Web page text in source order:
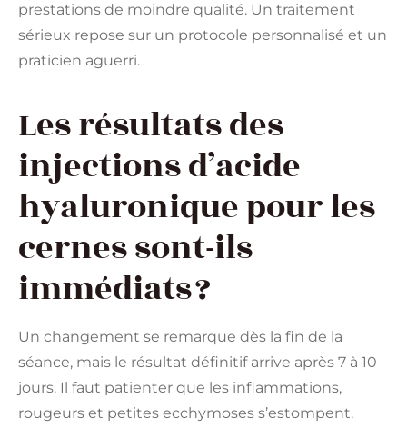
prestations de moindre qualité. Un traitement
sérieux repose sur un protocole personnalisé et un
praticien aguerri.
Les résultats des
injections d’acide
hyaluronique pour les
cernes sont-ils
immédiats ?
Un changement se remarque dès la fin de la
séance, mais le résultat définitif arrive après 7 à 10
jours. Il faut patienter que les inflammations,
rougeurs et petites ecchymoses s’estompent.